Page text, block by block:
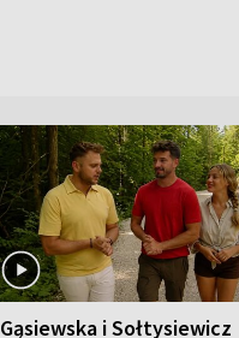
Gąsiewska i Sołtysiewicz